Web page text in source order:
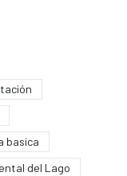
basica
del Lago